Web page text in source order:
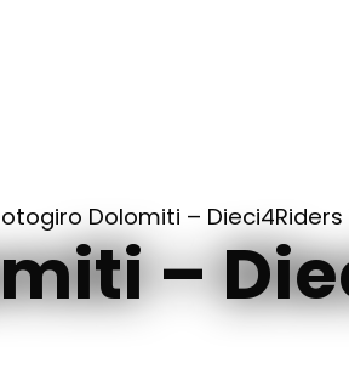
Dolomiti – Dieci4Riders
–